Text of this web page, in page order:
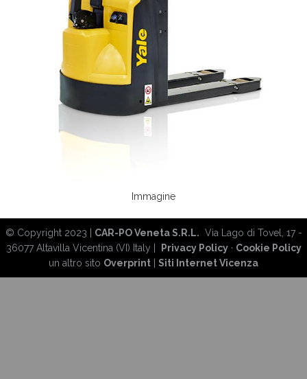
Immagine
© Copyright 2023 | CAR-PO Veneta S.R.L. Via Lago di Tovel, 17 -
36077 Altavilla Vicentina (VI) Italy |
Privacy Policy· Cookie Policy
un altro sito Overprint Siti Internet Vicenza